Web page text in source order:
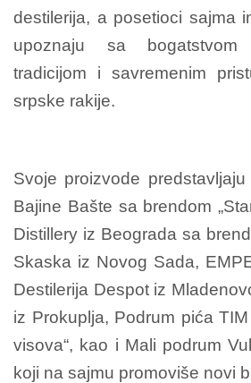
destilerija, a posetioci sajma
upoznaju sa
tradicijom i savremenim
srpske rakije.
Svoje proizvode
Bajine Bašte sa brendom
Distillery iz Beograda sa
Skaska iz Novog Sada,
Destilerija Despot iz
iz Prokuplja, Podrum pića
visova“, kao i Mali podrum
koji na sajmu promoviše novi